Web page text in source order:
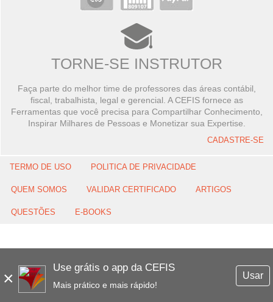
×
Use grátis o app da CEFIS
Mais prático e mais rápido!
Usar
TORNE-SE INSTRUTOR
Faça parte do melhor time de professores das áreas contábil,
fiscal, trabalhista, legal e gerencial. A CEFIS fornece as
Ferramentas que você precisa para Compartilhar Conhecimento,
Inspirar Milhares de Pessoas e Monetizar sua Expertise.
CADASTRE-SE
TERMO DE USO POLITICA DE PRIVACIDADE
QUEM SOMOS VALIDAR CERTIFICADO ARTIGOS
QUESTÕES E-BOOKS